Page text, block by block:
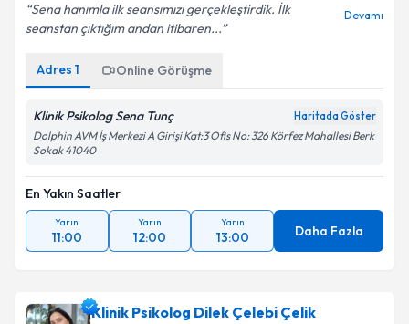
Sena hanımla ilk seansımızı gerçekleştirdik. İlk
seanstan çıktığım andan itibaren...
Devamı
Adres 1 Online Görüşme
Klinik Psikolog Sena Tunç Haritada Göster
Dolphin AVM İş Merkezi A Girişi Kat:3 Ofis No: 326 Körfez Mahallesi Berk
Sokak 41040
En Yakın Saatler
Yarın
11:00
Yarın
12:00
Yarın
13:00 Daha Fazla
Klinik Psikolog Dilek Çelebi Çelik